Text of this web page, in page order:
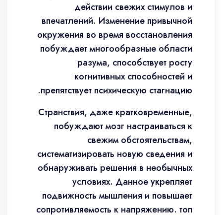
действии свежих стимулов и
впечатлений. Изменение привычной
окружения во время восстановления
побуждает многообразные области
разума, способствует росту
когнитивных способностей и
препятствует психическую стагнацию.
Странствия, даже кратковременные,
побуждают мозг настраиваться к
свежим обстоятельствам,
систематизировать новую сведения и
обнаруживать решения в необычных
условиях. Данное укрепляет
подвижность мышления и повышает
сопротивляемость к напряжению. топ